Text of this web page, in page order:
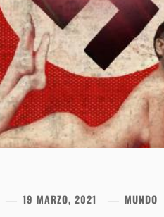
19 MARZO, 2021 MUNDO